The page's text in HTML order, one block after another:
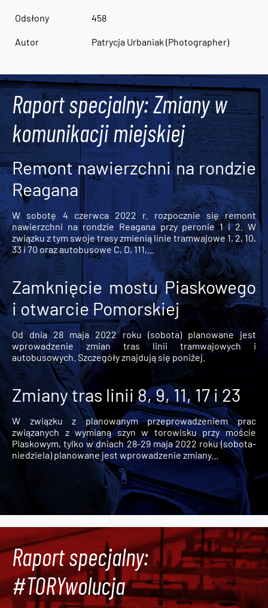
Odsłony 458
Autor Patrycja Urbaniak (Photographer)
Raport specjalny: Zmiany w
komunikacji miejskiej
Remont nawierzchni na rondzie
Reagana
W sobotę 4 czerwca 2022 r. rozpocznie się remont
nawierzchni na rondzie Reagana przy peronie 1 i 2. W
związku z tym swoje trasy zmienią linie tramwajowe 1, 2, 10,
33 i 70 oraz autobusowe C, D, 111,...
Zamknięcie mostu Piaskowego
i otwarcie Pomorskiej
Od dnia 28 maja 2022 roku (sobota) planowane jest
wprowadzenie zmian tras linii tramwajowych i
autobusowych. Szczegóły znajdują się poniżej.
Zmiany tras linii 8, 9, 11, 17 i 23
W związku z planowanym przeprowadzeniem prac
związanych z wymianą szyn w torowisku przy moście
Piaskowym, tylko w dniach 28-29 maja 2022 roku (sobota-
niedziela) planowane jest wprowadzenie zmiany...
Raport specjalny:
#TORYwolucja